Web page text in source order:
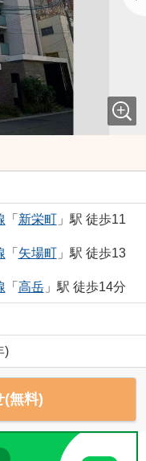
「 新栄町」駅 徒歩11
「 矢場町」駅 徒歩13
「 高岳」駅 徒歩14分
)
(無料)